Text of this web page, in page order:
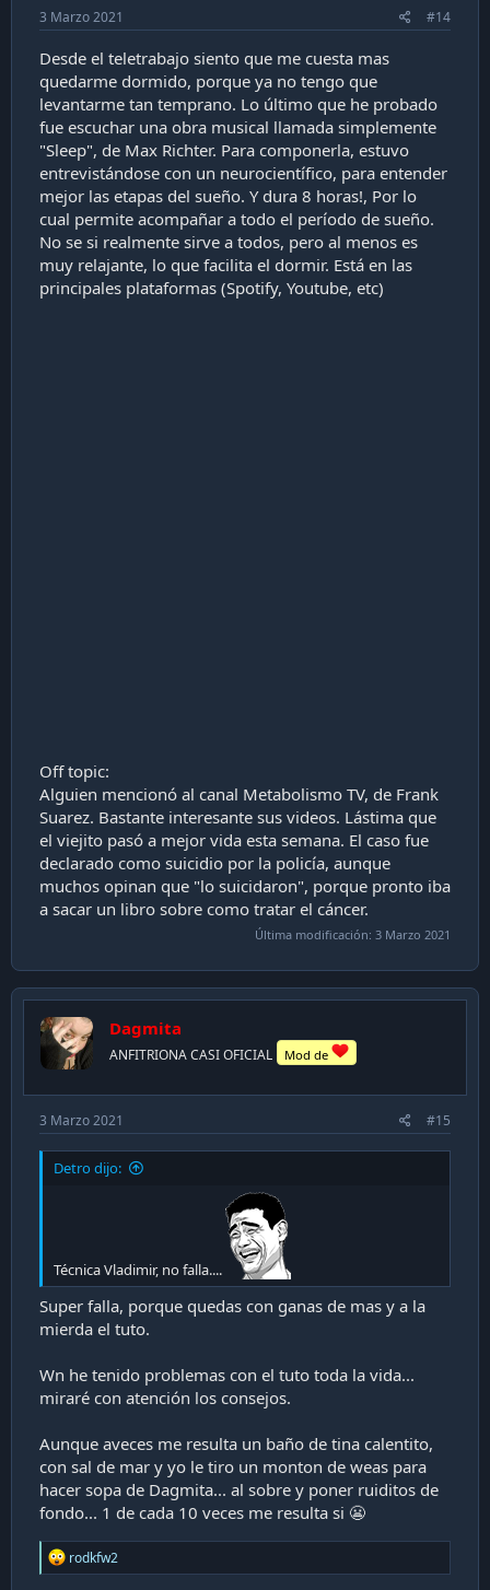
3 Marzo 2021 #14
Desde el teletrabajo siento que me cuesta mas
quedarme dormido, porque ya no tengo que
levantarme tan temprano. Lo último que he probado
fue escuchar una obra musical llamada simplemente
"Sleep", de Max Richter. Para componerla, estuvo
entrevistándose con un neurocientífico, para entender
mejor las etapas del sueño. Y dura 8 horas!, Por lo
cual permite acompañar a todo el período de sueño.
No se si realmente sirve a todos, pero al menos es
muy relajante, lo que facilita el dormir. Está en las
principales plataformas (Spotify, Youtube, etc)
Off topic:
Alguien mencionó al canal Metabolismo TV, de Frank
Suarez. Bastante interesante sus videos. Lástima que
el viejito pasó a mejor vida esta semana. El caso fue
declarado como suicidio por la policía, aunque
muchos opinan que "lo suicidaron", porque pronto iba
a sacar un libro sobre como tratar el cáncer.
Última modificación: 3 Marzo 2021
Dagmita
ANFITRIONA CASI OFICIAL Mod de
3 Marzo 2021 #15
Detro dijo:
Técnica Vladimir, no falla....
Super falla, porque quedas con ganas de mas y a la
mierda el tuto.
Wn he tenido problemas con el tuto toda la vida...
miraré con atención los consejos.
Aunque aveces me resulta un baño de tina calentito,
con sal de mar y yo le tiro un monton de weas para
hacer sopa de Dagmita... al sobre y poner ruiditos de
fondo... 1 de cada 10 veces me resulta si 😬
R
e
rodkfw2